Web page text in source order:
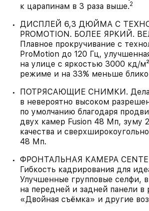
к царапинам в 3 раза выше.2
ДИСПЛЕЙ 6,3 ДЮЙМА С
PROMOTION. БОЛЕЕ ЯРКИЙ.
Плавное прокручивание с
ProMotion до 120 Гц,
на улице с яркостью 3000 кд/
режиме и на 33% меньше
ПОТРЯСАЮЩИЕ СНИМКИ.
в невероятно высоком
по умолчанию благодаря
двух камер Fusion 48 Мп, зуму
качества и
48 Мп.
ФРОНТАЛЬНАЯ КАМЕРА
Гибкость кадрирования для
Улучшенные групповые селфи,
на передней и задней панели
«Двойная съёмка» и другие